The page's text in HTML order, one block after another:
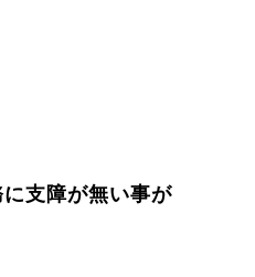
支障が無い事が